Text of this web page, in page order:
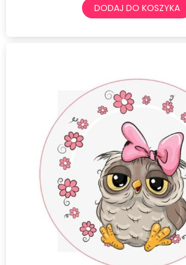
DODAJ DO KOSZYKA